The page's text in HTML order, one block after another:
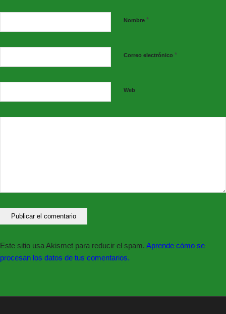
Borrador del Acta Pleno Ordinario 30/10/2025 (Próximamente)
Síguenos en nuestras redes sociales:
Nombre *
Correo electrónico *
Web
Este sitio usa Akismet para reducir el spam. Aprende cómo se
procesan los datos de tus comentarios.